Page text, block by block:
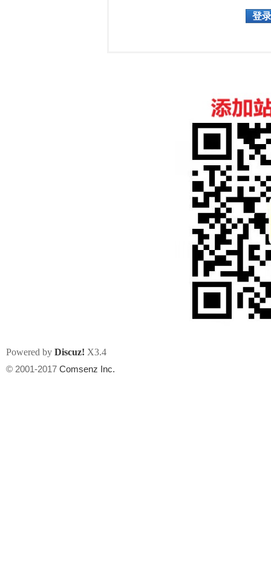
登录
Powered by Discuz! X3.4
© 2001-2017 Comsenz Inc.